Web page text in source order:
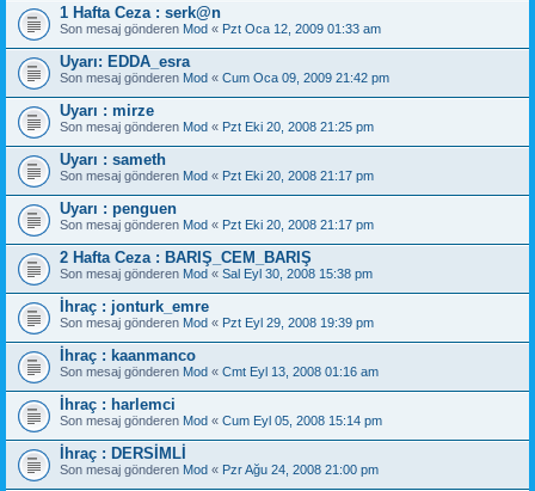
1 Hafta Ceza : serk@n
Son mesaj gönderen Mod « Pzt Oca 12, 2009 01:33 am
Uyarı: EDDA_esra
Son mesaj gönderen Mod « Cum Oca 09, 2009 21:42 pm
Uyarı : mirze
Son mesaj gönderen Mod « Pzt Eki 20, 2008 21:25 pm
Uyarı : sameth
Son mesaj gönderen Mod « Pzt Eki 20, 2008 21:17 pm
Uyarı : penguen
Son mesaj gönderen Mod « Pzt Eki 20, 2008 21:17 pm
2 Hafta Ceza : BARIŞ_CEM_BARIŞ
Son mesaj gönderen Mod « Sal Eyl 30, 2008 15:38 pm
İhraç : jonturk_emre
Son mesaj gönderen Mod « Pzt Eyl 29, 2008 19:39 pm
İhraç : kaanmanco
Son mesaj gönderen Mod « Cmt Eyl 13, 2008 01:16 am
İhraç : harlemci
Son mesaj gönderen Mod « Cum Eyl 05, 2008 15:14 pm
İhraç : DERSİMLİ
Son mesaj gönderen Mod « Pzr Ağu 24, 2008 21:00 pm